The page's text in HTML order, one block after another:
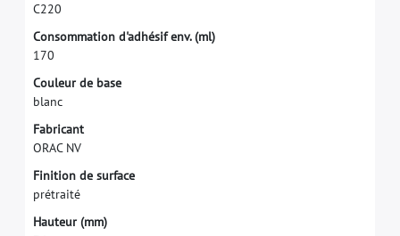
C220
Consommation d'adhésif env. (ml)
170
Couleur de base
blanc
Fabricant
ORAC NV
Finition de surface
prétraité
Hauteur (mm)